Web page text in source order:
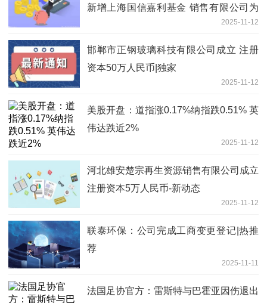
新增上海国信嘉利基金 销售有限公司为
代销机构、开通定期定额投资及转换业务
的公告
2025-11-12
邯郸市正钢玻璃科技有限公司成立 注册
资本50万人民币|独家
2025-11-12
美股开盘：道指涨0.17%纳指跌0.51% 英
伟达跌近2%
2025-11-12
河北雄安楚宗再生资源销售有限公司成立
注册资本5万人民币-新动态
2025-11-12
联泰环保：公司完成工商变更登记|热推
荐
2025-11-11
法国足协官方：雷斯特与巴霍亚因伤退出